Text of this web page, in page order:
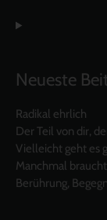
Neueste
Radikal ehrlich
Der Teil von dir,
Vielleicht geht es
Manchmal
Berührung,